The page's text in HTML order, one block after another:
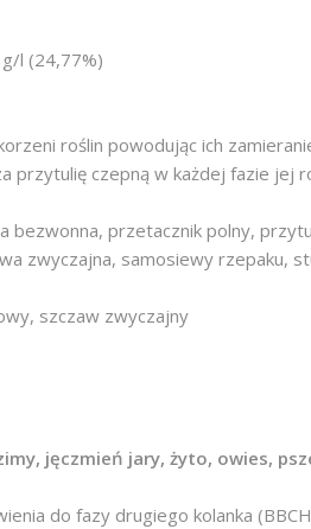
l (24,77%)
roślin powodując ich
przytulię czepną w każdej fazie jej
przetacznik polny,
zwyczajna, samosiewy rzepaku,
szczaw zwyczajny
jęczmień jary, żyto, owies,
do fazy drugiego kolanka